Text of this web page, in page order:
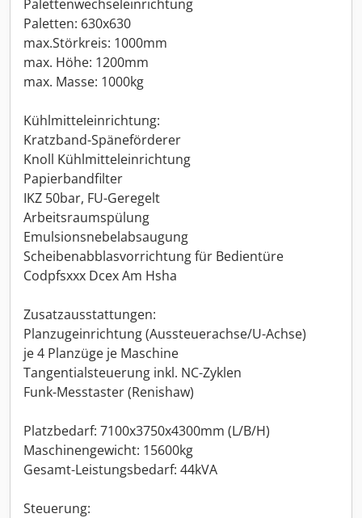
Palettenwechseleinrichtung
Paletten: 630x630
max.Störkreis: 1000mm
max. Höhe: 1200mm
max. Masse: 1000kg
Kühlmitteleinrichtung:
Kratzband-Späneförderer
Knoll Kühlmitteleinrichtung
Papierbandfilter
IKZ 50bar, FU-Geregelt
Arbeitsraumspülung
Emulsionsnebelabsaugung
Scheibenabblasvorrichtung für Bedientüre
Codpfsxxx Dcex Am Hsha
Zusatzausstattungen:
Planzugeinrichtung (Aussteuerachse/U-Achse)
je 4 Planzüge je Maschine
Tangentialsteuerung inkl. NC-Zyklen
Funk-Messtaster (Renishaw)
Platzbedarf: 7100x3750x4300mm (L/B/H)
Maschinengewicht: 15600kg
Gesamt-Leistungsbedarf: 44kVA
Steuerung: